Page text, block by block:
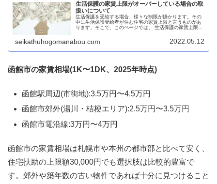
生活保護の家賃上限がオーバーしている場合の取
扱いについて
生活保護を受給する場合、様々な制限が掛かります。その
中に生活保護受給者が住む住宅の家賃上限と言うものがあ
ります。そこで、このページでは、 生活保護の家賃上限は
seikathuhogomanabou.com 2022.05.12
函館市の家賃相場(1K〜1DK、2025年時点)
函館駅周辺(市街地):3.5万円〜4.5万円
函館市郊外(湯川・桔梗エリア):2.5万円〜3.5万円
函館市電沿線:3万円〜4万円
函館市の家賃相場は札幌市や本州の都市部と比べて安く、
住宅扶助の上限額30,000円でも選択肢は比較的豊富で
す。郊外や築年数の古い物件であれば十分に見つけること